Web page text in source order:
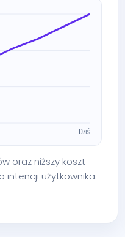
oraz niższy koszt
intencji użytkownika.